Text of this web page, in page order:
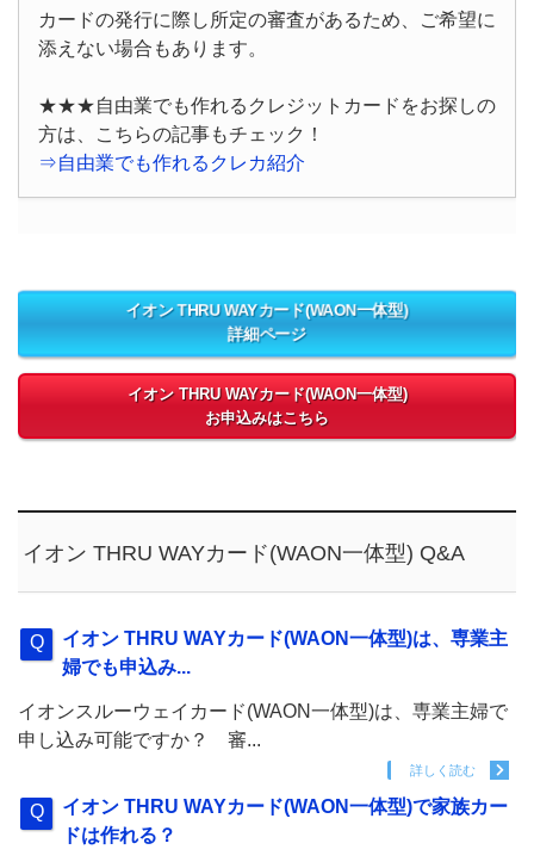
カードの発行に際し所定の審査があるため、ご希望に
添えない場合もあります。
★★★自由業でも作れるクレジットカードをお探しの
方は、こちらの記事もチェック！
⇒自由業でも作れるクレカ紹介
イオン THRU WAYカード(WAON一体型)
詳細ページ
イオン THRU WAYカード(WAON一体型)
お申込みはこちら
イオン THRU WAYカード(WAON一体型) Q&A
イオン THRU WAYカード(WAON一体型)は、専業主
婦でも申込み...
イオンスルーウェイカード(WAON一体型)は、専業主婦で
申し込み可能ですか？ 審...
詳しく読む
イオン THRU WAYカード(WAON一体型)で家族カー
ドは作れる？